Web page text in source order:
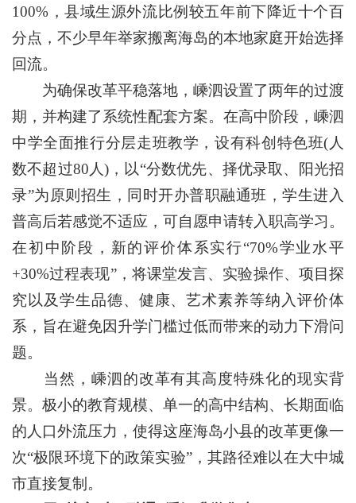
100%，县域生源外流比例较五年前下降近十个百
分点，不少早年举家搬离海岛的本地家庭开始选择
回流。
为确保改革平稳落地，嵊泗设置了两年的过渡
期，并构建了系统性配套方案。在高中阶段，嵊泗
中学全面推行分层走班教学，设有科创特色班(人
数不超过80人)，以“分数优先、择优录取、阳光招
录”为原则招生，同时开办普职融通班，学生进入
普高后若感觉不适应，可自愿申请转入职高学习。
在初中阶段，新的评价体系实行“70%学业水平
+30%过程表现”，将课堂发言、实验操作、项目探
究以及学生品德、健康、艺术素养等纳入评价体
系，旨在避免因升学门槛过低而带来的动力下滑问
题。
当然，嵊泗的改革有其高度特殊化的现实背
景。极小的教育规模、单一的高中结构、长期面临
的人口外流压力，使得这座海岛小县的改革更像一
次“极限环境下的政策实验”，其路径难以在大中城
市直接复制。